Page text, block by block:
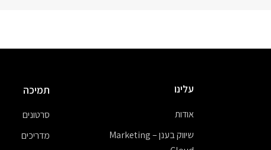
עלינו
אודות
שיווק בענן – Marketing
תמיכה
סרטונים
מדריכים